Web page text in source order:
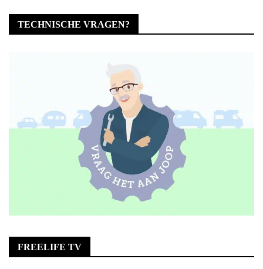
TECHNISCHE VRAGEN?
FREELIFE TV